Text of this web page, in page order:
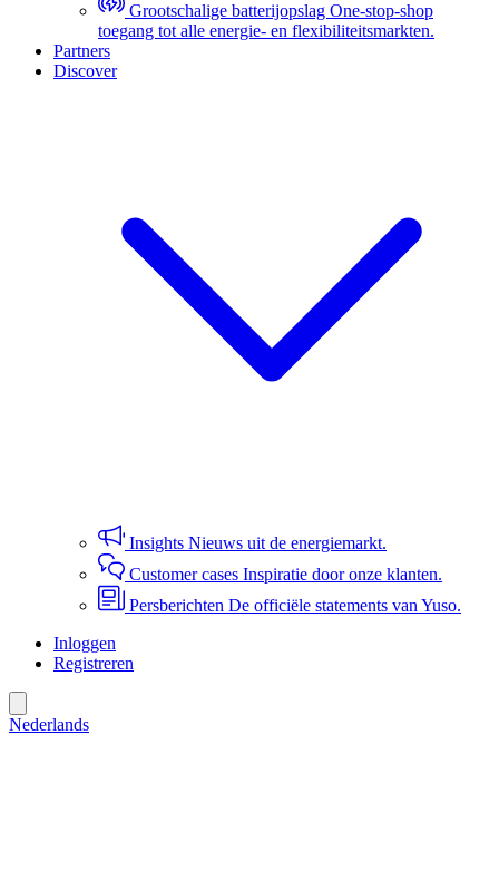
Grootschalige batterijopslag One-stop-shop
toegang tot alle energie- en flexibiliteitsmarkten.
Partners
Discover
Insights Nieuws uit de energiemarkt.
Customer cases Inspiratie door onze klanten.
Persberichten De officiële statements van Yuso.
Inloggen
Registreren
Nederlands